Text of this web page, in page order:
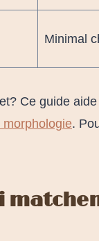
Minimal
Ce guide
morphologie.